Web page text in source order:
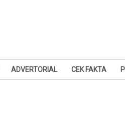
ADVERTORIAL CEK FAKTA